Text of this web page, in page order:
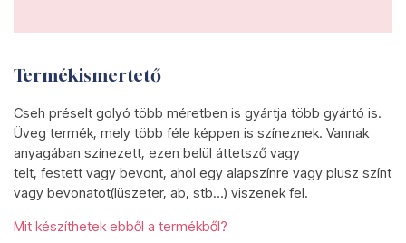
Termékismertető
Cseh préselt golyó több méretben is gyártja több gyártó is.
Üveg termék, mely több féle képpen is színeznek. Vannak
anyagában színezett, ezen belül áttetsző vagy
telt, festett vagy bevont, ahol egy alapszínre vagy plusz színt
vagy bevonatot(lüszeter, ab, stb...) viszenek fel.
Mit készíthetek ebből a termékből?